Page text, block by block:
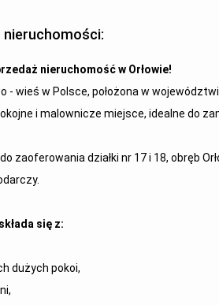
nieruchomości:
nieruchomość w Orłowie!
- wieś w Polsce, położona w
i malownicze miejsce, idealne do
zaoferowania działki nr 17 i 18, obręb
się z:
dużych pokoi,